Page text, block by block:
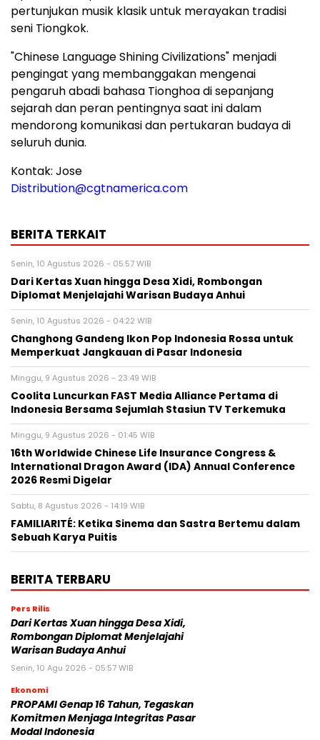
pertunjukan musik klasik untuk merayakan tradisi
seni Tiongkok.
"Chinese Language Shining Civilizations" menjadi
pengingat yang membanggakan mengenai
pengaruh abadi bahasa Tionghoa di sepanjang
sejarah dan peran pentingnya saat ini dalam
mendorong komunikasi dan pertukaran budaya di
seluruh dunia.
Kontak: Jose
Distribution@cgtnamerica.com
BERITA TERKAIT
Senin, 10 Agustus 2026 - 05:57 WIB
Dari Kertas Xuan hingga Desa Xidi, Rombongan
Diplomat Menjelajahi Warisan Budaya Anhui
Senin, 10 Agustus 2026 - 04:22 WIB
Changhong Gandeng Ikon Pop Indonesia Rossa untuk
Memperkuat Jangkauan di Pasar Indonesia
Minggu, 9 Agustus 2026 - 23:49 WIB
Coolita Luncurkan FAST Media Alliance Pertama di
Indonesia Bersama Sejumlah Stasiun TV Terkemuka
Minggu, 9 Agustus 2026 - 01:45 WIB
16th Worldwide Chinese Life Insurance Congress &
International Dragon Award (IDA) Annual Conference
2026 Resmi Digelar
Sabtu, 8 Agustus 2026 - 14:19 WIB
FAMILIARITÉ: Ketika Sinema dan Sastra Bertemu dalam
Sebuah Karya Puitis
BERITA TERBARU
Pers Rilis
Dari Kertas Xuan hingga Desa Xidi,
Rombongan Diplomat Menjelajahi
Warisan Budaya Anhui
Senin, 10 Agu 2026 - 05:57 WIB
Ekonomi
PROPAMI Genap 16 Tahun, Tegaskan
Komitmen Menjaga Integritas Pasar
Modal Indonesia